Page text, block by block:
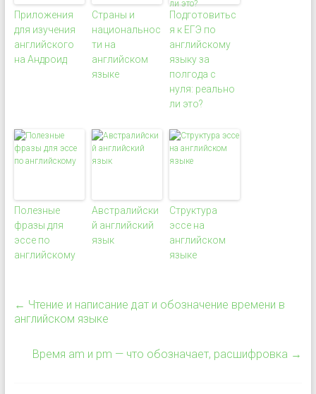
Приложения
для изучения
английского
на Андроид
Страны и
национальнос
ти на
английском
языке
Подготовитьс
я к ЕГЭ по
английскому
языку за
полгода с
нуля: реально
ли это?
Полезные
фразы для
эссе по
английскому
Австралийски
й английский
язык
Структура
эссе на
английском
языке
← Чтение и написание дат и обозначение времени в
английском языке
Время am и pm — что обозначает, расшифровка →